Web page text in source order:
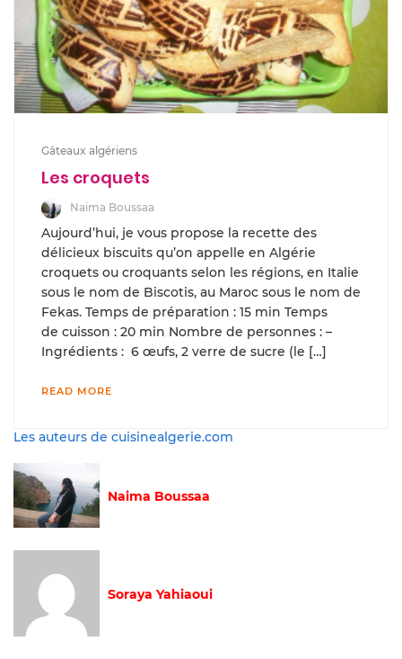
Gâteaux algériens
Les croquets
Naima Boussaa
Aujourd’hui, je vous propose la recette des
délicieux biscuits qu’on appelle en Algérie
croquets ou croquants selon les régions, en Italie
sous le nom de Biscotis, au Maroc sous le nom de
Fekas. Temps de préparation : 15 min Temps
de cuisson : 20 min Nombre de personnes : –
Ingrédients : 6 œufs, 2 verre de sucre (le […]
READ MORE
Les auteurs de cuisinealgerie.com
Naima Boussaa
Soraya Yahiaoui